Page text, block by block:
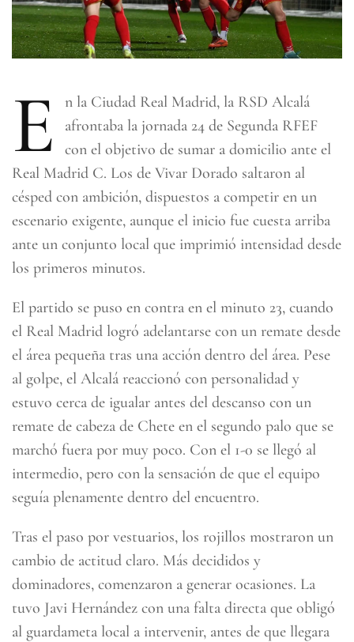
E n la Ciudad Real Madrid, la RSD Alcalá
afrontaba la jornada 24 de Segunda RFEF
con el objetivo de sumar a domicilio ante el
Real Madrid C. Los de Vivar Dorado saltaron al
césped con ambición, dispuestos a competir en un
escenario exigente, aunque el inicio fue cuesta arriba
ante un conjunto local que imprimió intensidad desde
los primeros minutos.
El partido se puso en contra en el minuto 23, cuando
el Real Madrid logró adelantarse con un remate desde
el área pequeña tras una acción dentro del área. Pese
al golpe, el Alcalá reaccionó con personalidad y
estuvo cerca de igualar antes del descanso con un
remate de cabeza de Chete en el segundo palo que se
marchó fuera por muy poco. Con el 1-0 se llegó al
intermedio, pero con la sensación de que el equipo
seguía plenamente dentro del encuentro.
Tras el paso por vestuarios, los rojillos mostraron un
cambio de actitud claro. Más decididos y
dominadores, comenzaron a generar ocasiones. La
tuvo Javi Hernández con una falta directa que obligó
al guardameta local a intervenir, antes de que llegara